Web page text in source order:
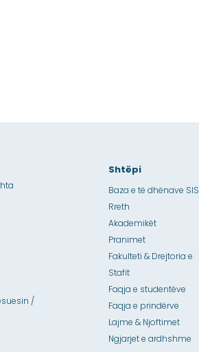
/
Shtëpi
Baza e të dhënave SIS
Rreth
Akademikët
Pranimet
Fakulteti & Drejtoria e
Stafit
Faqja e studentëve
Faqja e prindërve
Lajme & Njoftimet
Ngjarjet e ardhshme